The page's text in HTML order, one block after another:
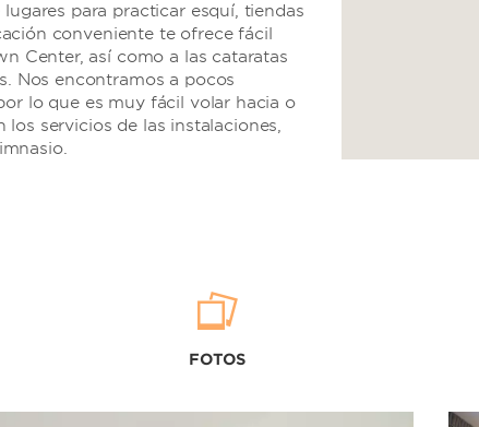
para practicar esquí, tiendas
conveniente te ofrece fácil
Center, así como a las cataratas
Nos encontramos a pocos
lo que es muy fácil volar hacia o
servicios de las instalaciones,
FOTOS